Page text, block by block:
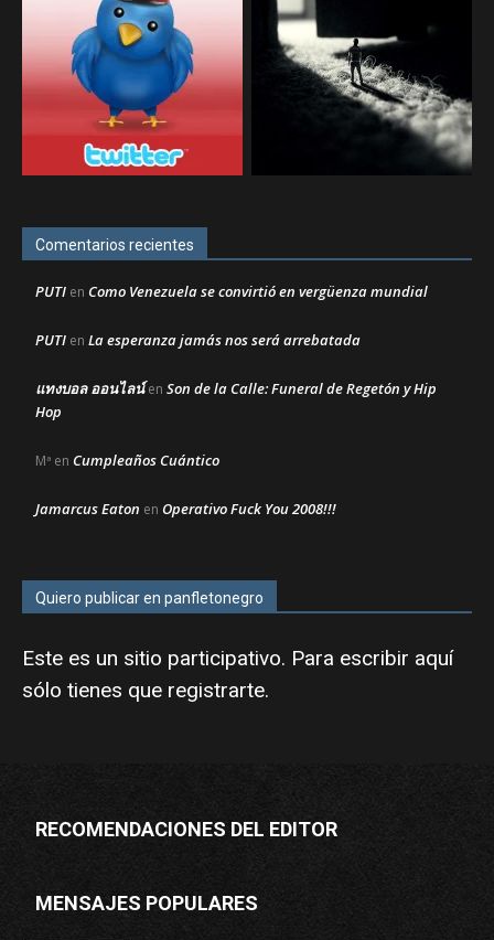
Comentarios recientes
PUTI en Como Venezuela se convirtió en vergüenza mundial
PUTI en La esperanza jamás nos será arrebatada
แทงบอล ออนไลน์en Son de la Calle: Funeral de Regetón y Hip
Hop
Mª en Cumpleaños Cuántico
Jamarcus Eaton en Operativo Fuck You 2008!!!
Quiero publicar en panfletonegro
Este es un sitio participativo. Para escribir aquí
sólo tienes que registrarte.
RECOMENDACIONES DEL EDITOR
MENSAJES POPULARES